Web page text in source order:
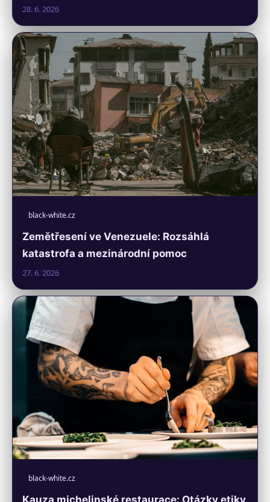
28. 6. 2026
black-white.cz
Zemětřesení ve Venezuele: Rozsáhlá
katastrofa a mezinárodní pomoc
27. 6. 2026
black-white.cz